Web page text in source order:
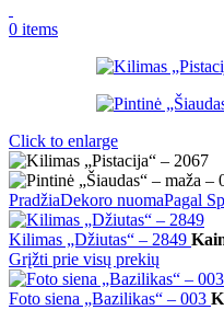
0 items
Click to enlarge
PradžiaDekoro nuomaPagal
Kilimas „Džiutas“ – 2849
Grįžti prie visų prekių
Foto siena „Bazilikas“ – 003